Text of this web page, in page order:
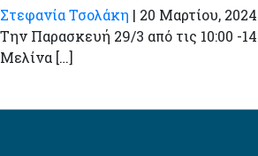
Στεφανία Τσολάκη | 20 Μαρτίου, 2024
Την Παρασκευή 29/3 από τις 10:00 -
Μελίνα […]